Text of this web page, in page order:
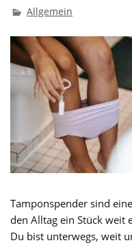
Allgemein
Tamponspender sind
den Alltag ein Stück weit
Du bist unterwegs, weit